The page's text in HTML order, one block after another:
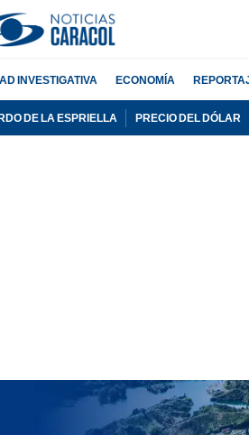
INVESTIGATIVA ECONOMÍA
DE LA ESPRIELLA PRECIO DEL DÓLAR